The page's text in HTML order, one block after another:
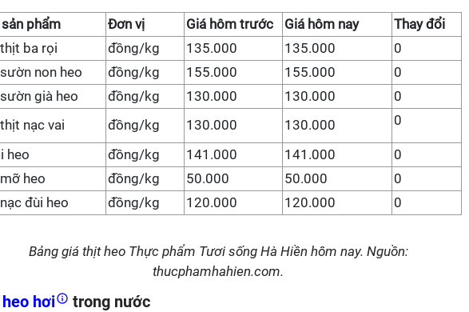
sản phẩm Đơn vị Giá hôm trước Giá hôm nay
Thay đổi
ba rọi
đồng/kg 135.000 135.000
0
non heo
đồng/kg 155.000 155.000
0
già heo
đồng/kg 130.000 130.000
0
nạc vai
đồng/kg 130.000 130.000 0
heo đồng/kg 141.000 141.000
0
heo
đồng/kg 50.000 50.000
0
đùi heo
đồng/kg 120.000 120.000 0
Bảng giá thịt heo Thực phẩm Tươi sống Hà Hiền hôm nay. Nguồn:
thucphamhahien.com.
heo hơi trong nước